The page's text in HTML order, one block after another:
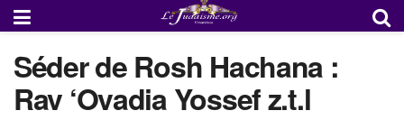
Séder de Rosh Hachana :
Rav ‘Ovadia Yossef z.t.l